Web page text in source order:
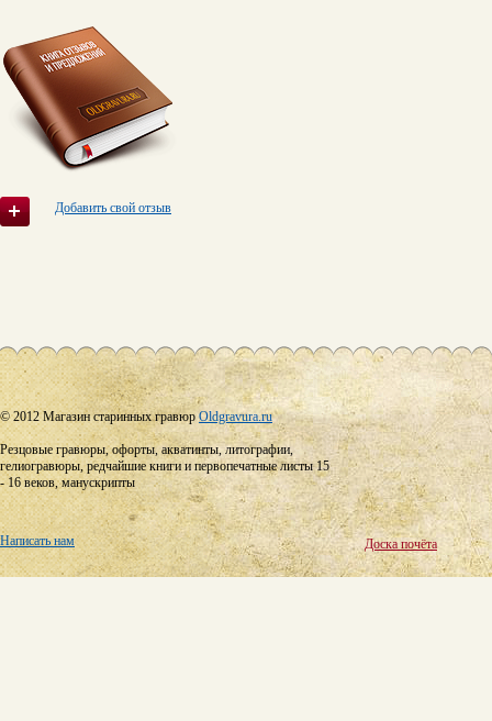
Добавить свой отзыв
© 2012 Магазин старинных гравюрOldgravura.ru
Резцовые гравюры, офорты, акватинты, литографии,
гелиогравюры, редчайшие книги и первопечатные листы 15
- 16 веков, манускрипты
Написать нам Доска почёта